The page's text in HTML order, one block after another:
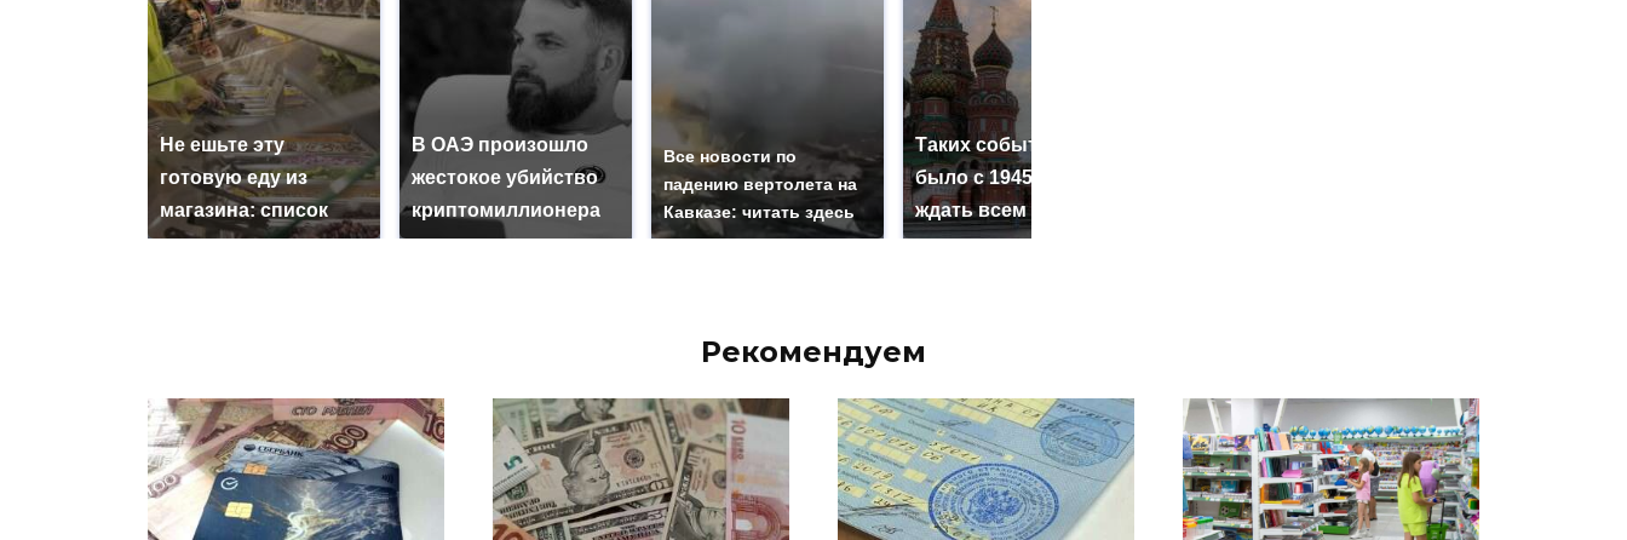
Не ешьте эту
готовую еду из
магазина: список
В ОАЭ произошло
жестокое убийство
криптомиллионера
Все новости по
падению вертолета на
Кавказе: читать здесь
Таких событий не
было с 1945: чего
ждать всем нам?
Рекомендуем